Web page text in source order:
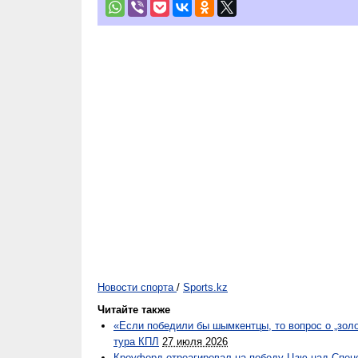
Новости спорта / Sports.kz
Читайте также
«Если победили бы шымкентцы, то вопрос о
тура КПЛ 27 июля 2026